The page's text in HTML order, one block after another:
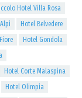
Hotel Villa Rosa
Hotel Belvedere
Hotel Gondola
Hotel Corte Malaspina
Hotel Olimpia